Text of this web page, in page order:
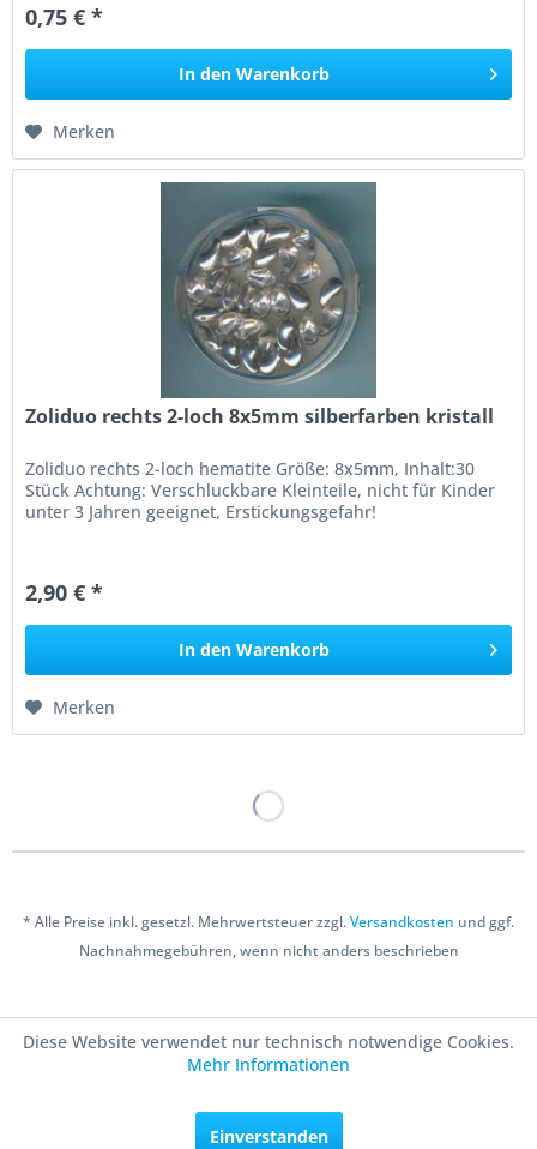
0,75 € *
In den Warenkorb
Merken
Zoliduo rechts 2-loch 8x5mm silberfarben kristall
Zoliduo rechts 2-loch hematite Größe: 8x5mm, Inhalt:30
Stück Achtung: Verschluckbare Kleinteile, nicht für Kinder
unter 3 Jahren geeignet, Erstickungsgefahr!
2,90 € *
In den Warenkorb
Merken
* Alle Preise inkl. gesetzl. Mehrwertsteuer zzgl.Versandkosten und ggf.
Nachnahmegebühren, wenn nicht anders beschrieben
Diese Website verwendet nur technisch notwendige Cookies.
Mehr Informationen
Einverstanden